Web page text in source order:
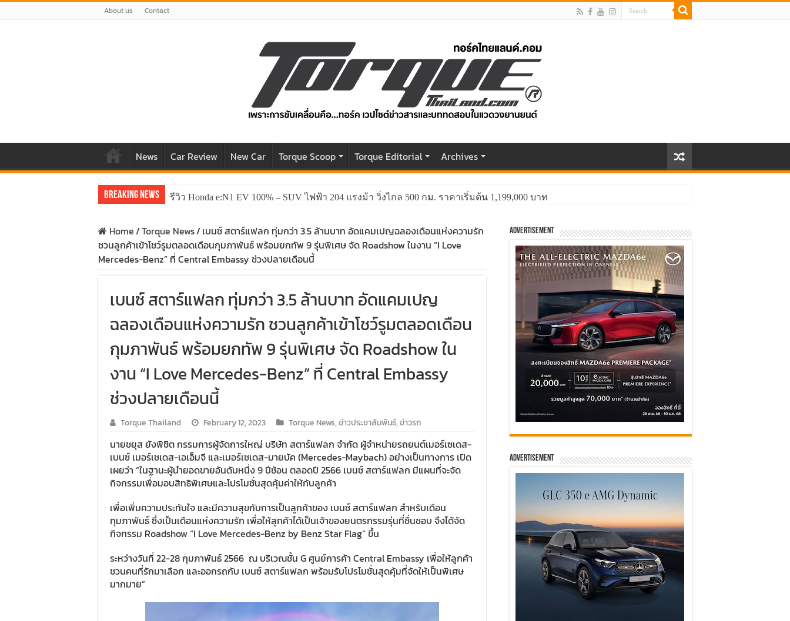
About us Contact
News Car Review New Car Torque Scoop Torque Editorial Archives
Breaking News รีวิว Honda e:N1 EV 100% – SUV ไฟฟ้า 204 แรงม้า วิ่งไกล 500 กม. ราคาเริ่มต้น 1,199,000 บาท
Home/Torque News/ เบนซ์ สตาร์แฟลก ทุ่มกว่า 3.5 ล้านบาท อัดแคมเปญฉลองเดือนแห่งความรัก
ชวนลูกค้าเข้าโชว์รูมตลอดเดือนกุมภาพันธ์ พร้อมยกทัพ 9 รุ่นพิเศษ จัด Roadshow ในงาน “I Love
Mercedes-Benz” ที่ Central Embassy ช่วงปลายเดือนนี้
เบนซ์ สตาร์แฟลก ทุ่มกว่า 3.5 ล้านบาท อัดแคมเปญ
ฉลองเดือนแห่งความรัก ชวนลูกค้าเข้าโชว์รูมตลอดเดือน
กุมภาพันธ์ พร้อมยกทัพ 9 รุ่นพิเศษ จัด Roadshow ใน
งาน “I Love Mercedes-Benz” ที่ Central Embassy
ช่วงปลายเดือนนี้
Torque Thailand February 12, 2023 Torque News,ข่าวประชาสัมพันธ์,ข่าวรถ
นายชยุส ยังพิชิต กรรมการผู้จัดการใหญ่ บริษัท สตาร์แฟลก จำกัด ผู้จำหน่ายรถยนต์เมอร์เซเดส-
เบนซ์ เมอร์เซเดส-เอเอ็มจี และเมอร์เซเดส-มายบัค (Mercedes-Maybach) อย่างเป็นทางการ เปิด
เผยว่า “ในฐานะผู้นำยอดขายอันดับหนึ่ง 9 ปีซ้อน ตลอดปี 2566 เบนซ์ สตาร์แฟลก มีแผนที่จะจัด
กิจกรรมเพื่อมอบสิทธิพิเศษและโปรโมชั่นสุดคุ้มค่าให้กับลูกค้า
เพื่อเพิ่มความประทับใจ และมีความสุขกับการเป็นลูกค้าของ เบนซ์ สตาร์แฟลก สำหรับเดือน
กุมภาพันธ์ ซึ่งเป็นเดือนแห่งความรัก เพื่อให้ลูกค้าได้เป็นเจ้าของยนตรกรรมรุ่นที่ชื่นชอบ จึงได้จัด
กิจกรรม Roadshow “I Love Mercedes-Benz by Benz Star Flag” ขึ้น
ระหว่างวันที่ 22-28 กุมภาพันธ์ 2566 ณ บริเวณชั้น G ศูนย์การค้า Central Embassy เพื่อให้ลูกค้า
ชวนคนที่รักมาเลือก และออกรถกับ เบนซ์ สตาร์แฟลก พร้อมรับโปรโมชั่นสุดคุ้มที่จัดให้เป็นพิเศษ
มากมาย”
Advertisement
Advertisement